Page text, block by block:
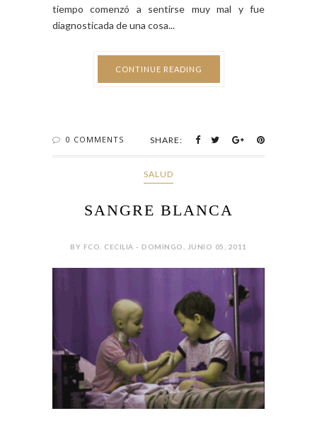
tiempo comenzó a sentirse muy mal y fue
diagnosticada de una cosa...
CONTINUE READING
0 COMMENTS SHARE:
SALUD
SANGRE BLANCA
BY FCO. CECILIA - DOMINGO, JUNIO 05, 2011